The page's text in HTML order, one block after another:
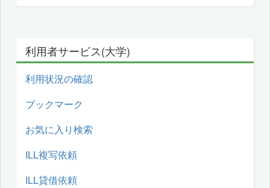
利用者サービス(大学)
利用状況の確認
ブックマーク
お気に入り検索
ILL複写依頼
ILL貸借依頼